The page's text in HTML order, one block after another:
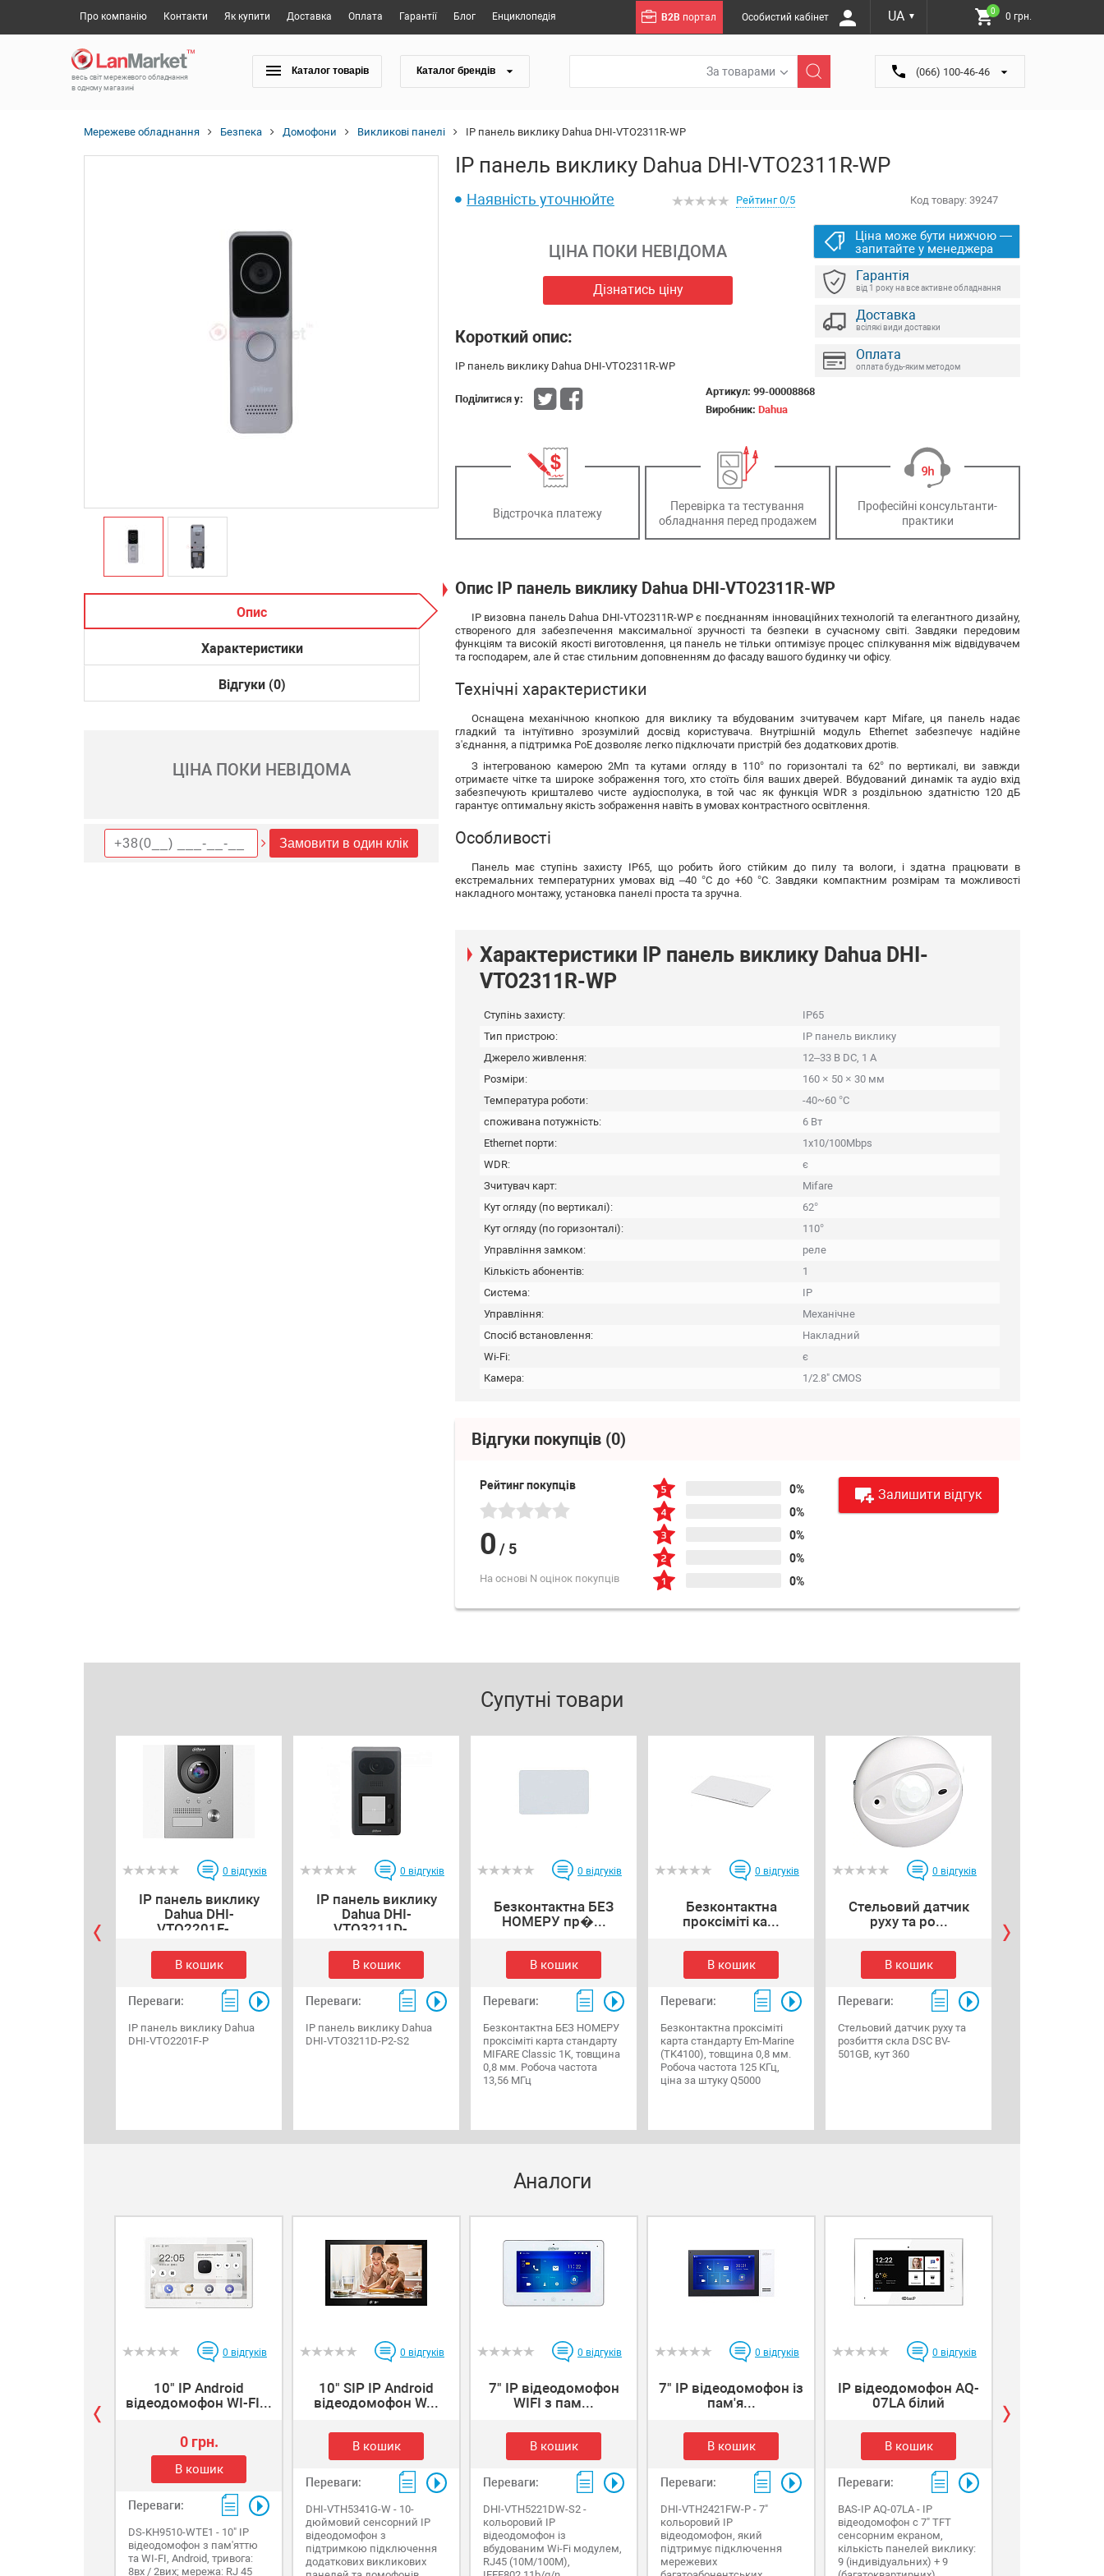
Про компанію Контакти Як купити Доставка Оплата Гарантії Блог Енциклопедія B2B портал Особистий кабінет UA ▼
0 0 грн.
весь світ мережевого обладнання
в одному магазині
Каталог товарів Каталог брендів За товарами (066) 100-46-46
Мережеве обладнання Безпека Домофони Викликові панелі IP панель виклику Dahua DHI-VTO2311R-WP
Опис
Характеристики
Відгуки (0)
ЦІНА ПОКИ НЕВІДОМА
Замовити в один клік
IP панель виклику Dahua DHI-VTO2311R-WP
Наявність уточнюйте Код товару: 39247
Рейтинг 0/5
ЦІНА ПОКИ НЕВІДОМА
Дізнатись ціну
Ціна може бути нижчою —
запитайте у менеджера
Гарантія
від 1 року на все активне обладнання
Доставка
всілякі види доставки
Оплата
оплата будь-яким методом
Короткий опис:
IP панель виклику Dahua DHI-VTO2311R-WP
Артикул: 99-00008868
Виробник: Dahua
Поділитися у:
Відстрочка платежу
Перевірка та тестування
обладнання перед продажем
Професійні консультанти-
практики
Опис IP панель виклику Dahua DHI-VTO2311R-WP
IP визовна панель Dahua DHI-VTO2311R-WP є поєднанням інноваційних технологій та елегантного дизайну,
створеного для забезпечення максимальної зручності та безпеки в сучасному світі. Завдяки передовим
функціям та високій якості виготовлення, ця панель не тільки оптимізує процес спілкування між відвідувачем
та господарем, але й стає стильним доповненням до фасаду вашого будинку чи офісу.
Технічні характеристики
Оснащена механічною кнопкою для виклику та вбудованим зчитувачем карт Mifare, ця панель надає
гладкий та інтуїтивно зрозумілий досвід користувача. Внутрішній модуль Ethernet забезпечує надійне
з'єднання, а підтримка PoE дозволяє легко підключати пристрій без додаткових дротів.
З інтегрованою камерою 2Мп та кутами огляду в 110° по горизонталі та 62° по вертикалі, ви завжди
отримаєте чітке та широке зображення того, хто стоїть біля ваших дверей. Вбудований динамік та аудіо вхід
забезпечують кришталево чисте аудіосполука, в той час як функція WDR з роздільною здатністю 120 дБ
гарантує оптимальну якість зображення навіть в умовах контрастного освітлення.
Особливості
Панель має ступінь захисту IP65, що робить його стійким до пилу та вологи, і здатна працювати в
екстремальних температурних умовах від –40 °C до +60 °C. Завдяки компактним розмірам та можливості
накладного монтажу, установка панелі проста та зручна.
Характеристики IP панель виклику Dahua DHI-
VTO2311R-WP
Ступінь захисту:
IP65
Тип пристрою:
IP панель виклику
Джерело живлення:
12–33 В DC, 1 A
Розміри:
160 × 50 × 30 мм
Температура роботи:
-40~60 °C
споживана потужність:
6 Вт
Ethernet порти:
1x10/100Mbps
WDR:
є
Зчитувач карт:
Mifare
Кут огляду (по вертикалі):
62°
Кут огляду (по горизонталі):
110°
Управління замком:
реле
Кількість абонентів:
1
Система:
IP
Управління:
Механічне
Спосіб встановлення:
Накладний
Wi-Fi:
є
Камера:
1/2.8" CMOS
Відгуки покупців (0)
Рейтинг покупців
0 / 5
На основі N оцінок покупців
0%
0%
0%
0%
0%
Залишити відгук
Супутні товари
0 відгуків
IP панель виклику
Dahua DHI-
VTO2201F-...
В кошик
Переваги:
IP панель виклику Dahua
DHI-VTO2201F-P
0 відгуків
IP панель виклику
Dahua DHI-
VTO3211D-...
В кошик
Переваги:
IP панель виклику Dahua
DHI-VTO3211D-P2-S2
0 відгуків
Безконтактна БЕЗ
НОМЕРУ пр�...
В кошик
Переваги:
Безконтактна БЕЗ НОМЕРУ
проксіміті карта стандарту
MIFARE Classic 1K, товщина
0,8 мм. Робоча частота
13,56 МГц
0 відгуків
Безконтактна
проксіміті ка...
В кошик
Переваги:
Безконтактна проксіміті
карта стандарту Em-Marine
(TK4100), товщина 0,8 мм.
Робоча частота 125 КГц,
ціна за штуку Q5000
0 відгуків
Стельовий датчик
руху та ро...
В кошик
Переваги:
Стельовий датчик руху та
розбиття скла DSC BV-
501GB, кут 360
Аналоги
0 відгуків
10" IP Android
відеодомофон WI-FI...
0 грн.
В кошик
Переваги:
DS-KH9510-WTE1 - 10" IP
відеодомофон з пам'яттю
та WI-FI, Android, тривога:
8вх / 2вих; мережа: RJ 45
0 відгуків
10" SIP IP Android
відеодомофон W...
В кошик
Переваги:
DHI-VTH5341G-W - 10-
дюймовий сенсорний IP
відеодомофон з
підтримкою підключення
додаткових викликових
0 відгуків
7" IP відеодомофон
WIFI з пам...
В кошик
Переваги:
DHI-VTH5221DW-S2 -
кольоровий IP
відеодомофон із
вбудованим Wi-Fi модулем,
RJ45 (10M/100M),
0 відгуків
7" IP відеодомофон із
пам'я...
В кошик
Переваги:
DHI-VTH2421FW-P - 7"
кольоровий IP
відеодомофон, який
підтримує підключення
мережевих
0 відгуків
IP відеодомофон AQ-
07LA білий
В кошик
Переваги:
BAS-IP AQ-07LA - IP
відеодомофон c 7" TFT
сенсорним екраном,
кількість панелей виклику:
9 (індивідуальних) + 9